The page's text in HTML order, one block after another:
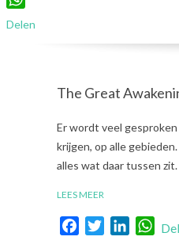
The Great
2021-
03-
21
Er wordt veel
krijgen, op alle
alles wat daar tussen
LEES MEER
FacebookTwitterLinkedIn
WhatsApp
Delen